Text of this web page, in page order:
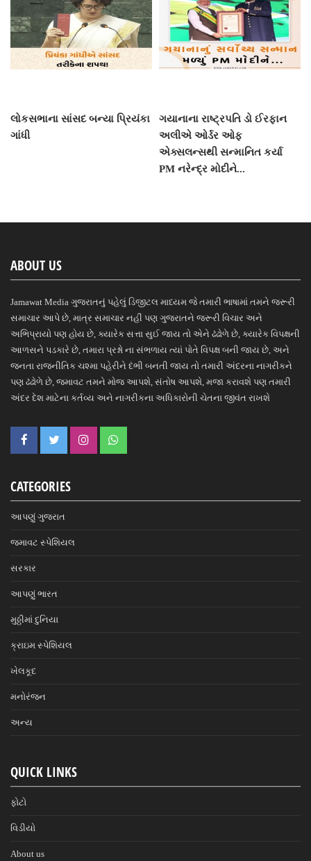
લોકસભાના સાંસદ બન્યા પ્રિયંકા
ગાંધી
ગયાનાના રાષ્ટ્રપતિ ડો ઈરફાન
અલીએ ઓર્ડર ઓફ
એક્સલન્સથી સન્માનિત કર્યા
PM નરેન્દ્ર મોદીને...
ABOUT US
Jamawat Media ગુજરાતનું પહેલું ડિજીટલ માધ્યમ જે તમારી ભાષામાં તમને જરૂરી
સમાચાર આપે છે, માત્ર સમાચાર નહીં પણ ગુજરાતને જરૂરી વિચાર અને
અભિપ્રાયો પણ હોય છે, ક્યારેક સત્તા સુઈ જાય તો એને ઢંઢોળે છે, ક્યારેક વિપક્ષની
આળસને પડકારે છે, તમારા પ્રશ્નો ના સંભળાય ત્યાં પોતે વિપક્ષ બની જાય છે, અને
જનતા રાજનીતિક ચશ્મા પહેરીને દંભી બનતી જાય તો તમારી અંદરના નાગરીકને
પણ ઢંઢોળે છે, જમાવટ તમને મોજ આપશે, સંતોષ આપશે, મજા કરાવશે પણ તમારી
અંદર દેશ માટેના કર્તવ્ય અને નાગરીકના અધિકારોની ચેતના જીવંત રાખશે
CATEGORIES
આપણું ગુજરાત
જમાવટ સ્પેશિયલ
સરકાર
આપણું ભારત
મુઠ્ઠીમાં દુનિયા
ક્રાઇમ સ્પેશિયલ
ખેલકૂદ
મનોરંજન
અન્ય
QUICK LINKS
ફોટો
વિડીયો
About us